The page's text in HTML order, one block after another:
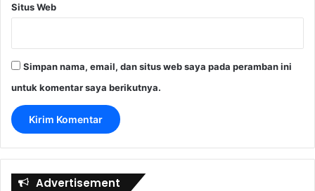
Situs Web
Simpan nama, email, dan situs web saya pada peramban ini
untuk komentar saya berikutnya.
Advertisement